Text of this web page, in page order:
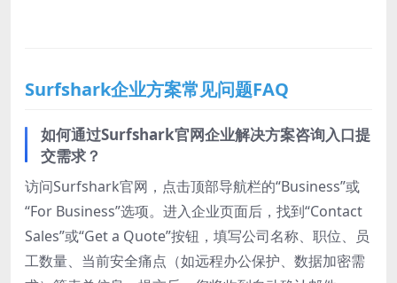
Surfshark企业方案常见问题FAQ
如何通过Surfshark官网企业解决方案咨询入口提
交需求？
访问Surfshark官网，点击顶部导航栏的“Business”或
“For Business”选项。进入企业页面后，找到“Contact
Sales”或“Get a Quote”按钮，填写公司名称、职位、员
工数量、当前安全痛点（如远程办公保护、数据加密需